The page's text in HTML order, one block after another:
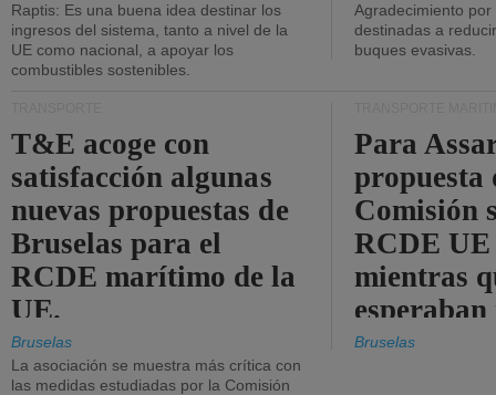
Raptis: Es una buena idea destinar los
ingresos del sistema, tanto a nivel de la
UE como nacional, a apoyar los
combustibles sostenibles.
Agradecimiento
destinadas a
buques evasivas.
T&E acoge con
satisfacción algunas
nuevas propuestas de
Bruselas para el
RCDE marítimo de la
UE.
Bruselas
La asociación se muestra más crítica con
las medidas estudiadas por la Comisión
Para
propuesta
Comisión
RCDE
mientras
más
Bruselas